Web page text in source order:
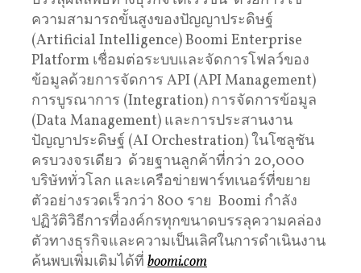
ความสามารถขั้นสูงของปัญญาประดิษฐ์
(Artificial Intelligence) Boomi Enterprise
Platform เชื่อมต่อระบบและจัดการโฟลว์ของ
ข้อมูลด้วยการจัดการ API (API Management)
การบูรณาการ (Integration) การจัดการข้อมูล
(Data Management) และการประสานงาน
ปัญญาประดิษฐ์ (AI Orchestration) ในโซลูชัน
ครบวงจรเดียว ด้วยฐานลูกค้าที่กว่า 20,000
บริษัททั่วโลก และเครือข่ายพาร์ทเนอร์ที่ขยาย
ตัวอย่างรวดเร็วกว่า 800 ราย Boomi กำลัง
ปฏิวัติวิธีการที่องค์กรทุกขนาดบรรลุความคล่อง
ตัวทางธุรกิจและความเป็นเลิศในการดำเนินงาน
ค้นพบเพิ่มเติมได้ที่ boomi.com